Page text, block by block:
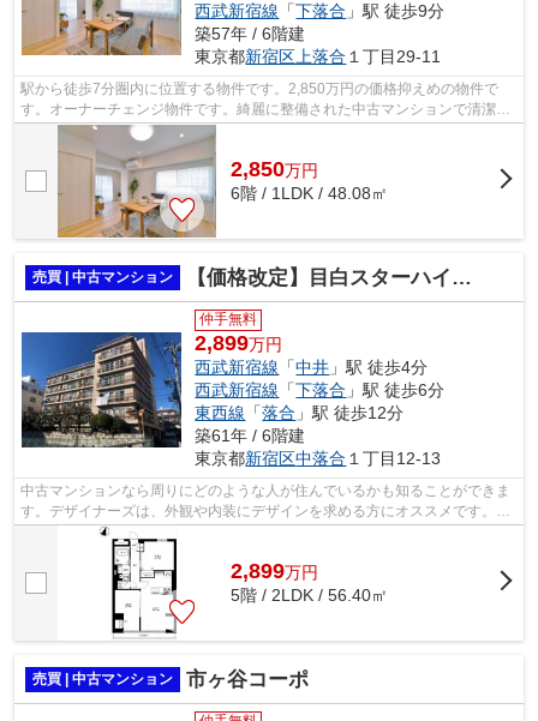
西武新宿線 「下落合 」駅 徒歩9分
築57年 / 6階建
東京都新宿区 上落合 １丁目29-11
駅から徒歩7分圏内に位置する物件です。2,850万円の価格抑えめの物件で
す。オーナーチェンジ物件です。綺麗に整備された中古マンションで清潔感
を感じます。新宿区エリアの都営大江戸...
2,850万円
6階 / 1LDK / 48.08㎡
売買 | 中古マンション 【価格改定】目白スターハイツ 503
仲手無料
2,899万円
西武新宿線 「中井 」駅 徒歩4分
西武新宿線 「下落合 」駅 徒歩6分
東西線 「落合 」駅 徒歩12分
築61年 / 6階建
東京都新宿区中落合 １丁目12-13
中古マンションなら周りにどのような人が住んでいるかも知ることができま
す。デザイナーズは、外観や内装にデザインを求める方にオススメです。少
し喧騒を離れていて駅から徒歩4分とい...
2,899万円
5階 / 2LDK / 56.40㎡
売買 | 中古マンション 市ヶ谷コーポ